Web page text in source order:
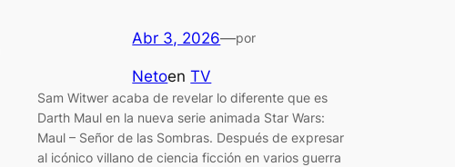
Abr 3, 2026—por
NetoenTV
Sam Witwer acaba de revelar lo diferente que es
Darth Maul en la nueva serie animada Star Wars:
Maul – Señor de las Sombras. Después de expresar
al icónico villano de ciencia ficción en varios guerra